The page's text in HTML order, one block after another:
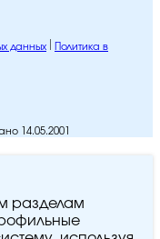
данных
Политика в
14.05.2001
разделам